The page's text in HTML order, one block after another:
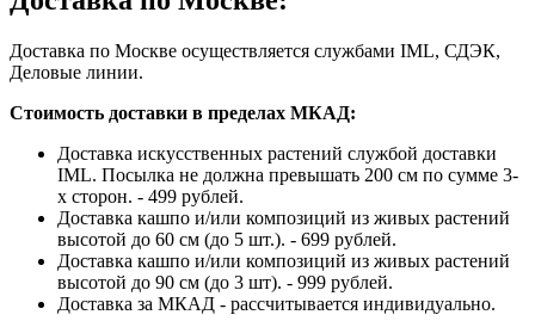
Доставка по Москве осуществляется службами IML, СДЭК,
Деловые линии.
Стоимость доставки в пределах МКАД:
Доставка искусственных растений службой доставки
IML. Посылка не должна превышать 200 см по сумме 3-
х сторон. - 499 рублей.
Доставка кашпо и/или композиций из живых растений
высотой до 60 см (до 5 шт.). - 699 рублей.
Доставка кашпо и/или композиций из живых растений
высотой до 90 см (до 3 шт). - 999 рублей.
Доставка за МКАД - рассчитывается индивидуально.